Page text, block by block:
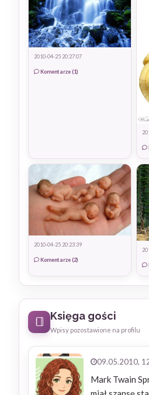
2010-04-25 20:27:07
Komentarze (1)
2010-04-25 20:23:39
Komentarze (2)
Księga gości
Wpisy pozostawione na profilu
09.05.2010,
Mark Twain